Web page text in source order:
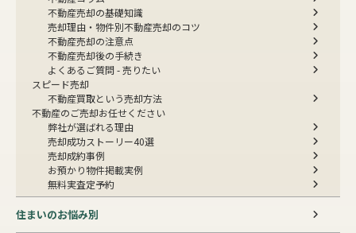
不動産売却の基礎知識
売却理由・物件別不動産売却のコツ
不動産売却の注意点
不動産売却後の手続き
よくあるご質問 - 売りたい
スピード売却
不動産買取という売却方法
不動産のご売却お任せください
弊社が選ばれる理由
売却成功ストーリー40選
売却成約事例
お預かり物件掲載実例
無料実査定予約
住まいのお悩み別